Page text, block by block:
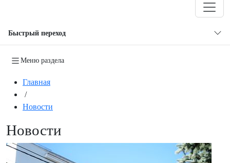
Быстрый переход
Меню раздела
Главная
/
Новости
Новости